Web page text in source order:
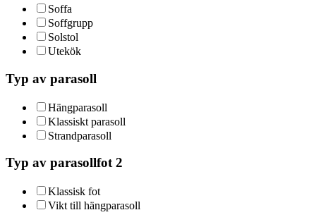
Soffa
Soffgrupp
Solstol
Utekök
Typ av parasoll
Hängparasoll
Klassiskt parasoll
Strandparasoll
Typ av parasollfot 2
Klassisk fot
Vikt till hängparasoll